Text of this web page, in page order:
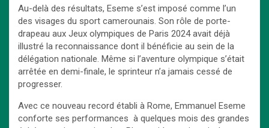
Au-delà des résultats, Eseme s’est imposé comme l’un
des visages du sport camerounais. Son rôle de porte-
drapeau aux Jeux olympiques de Paris 2024 avait déjà
illustré la reconnaissance dont il bénéficie au sein de la
délégation nationale. Même si l’aventure olympique s’était
arrêtée en demi-finale, le sprinteur n’a jamais cessé de
progresser.
Avec ce nouveau record établi à Rome, Emmanuel Eseme
conforte ses performances à quelques mois des grandes